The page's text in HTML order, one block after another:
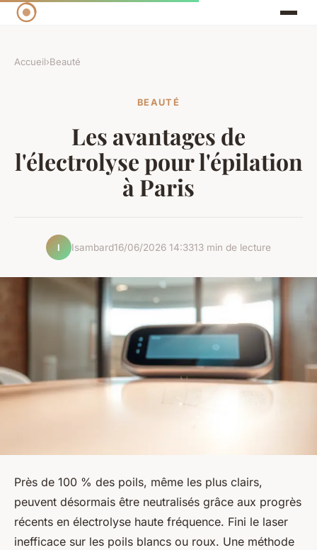
Accueil›Beauté
BEAUTÉ
Les avantages de
l'électrolyse pour l'épilation
à Paris
I Isambard16/06/2026 14:3313 min de lecture
Près de 100 % des poils, même les plus clairs,
peuvent désormais être neutralisés grâce aux progrès
récents en électrolyse haute fréquence. Fini le laser
inefficace sur les poils blancs ou roux. Une méthode